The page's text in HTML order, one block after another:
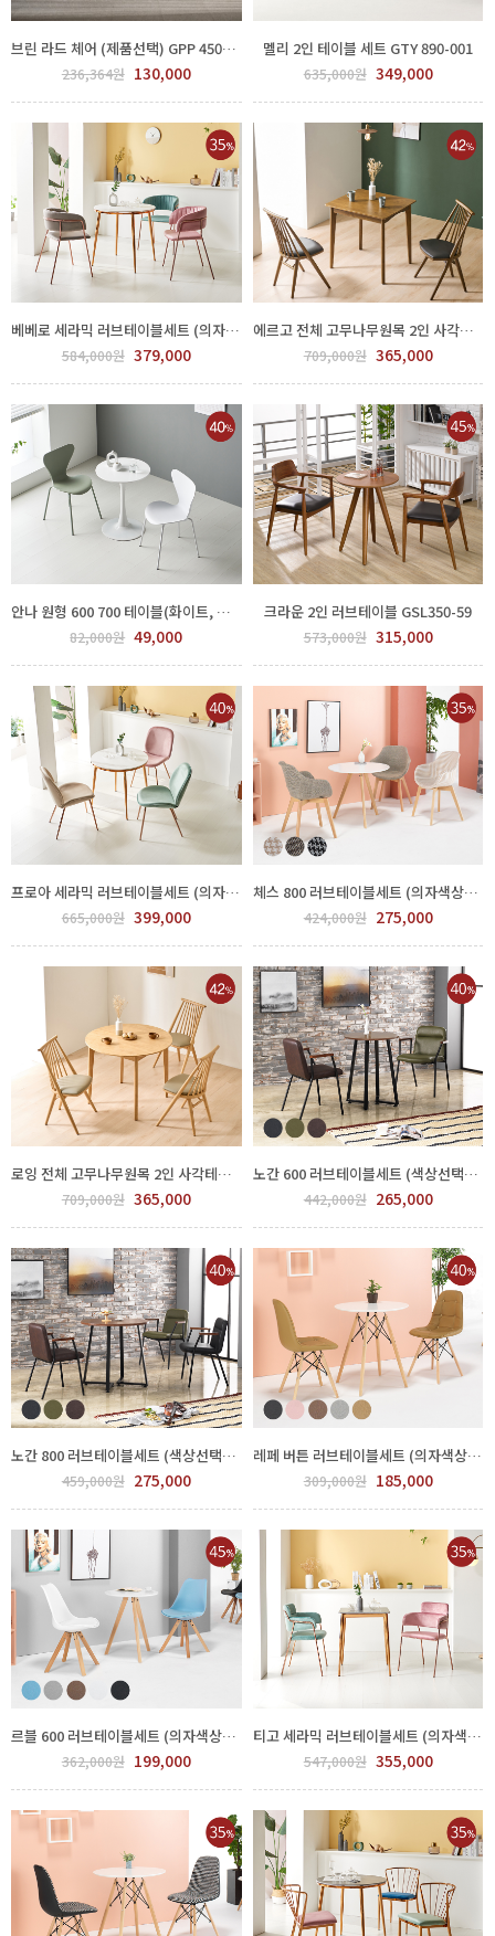
브린 라드 체어 (제품선택) GPP 450-144-4
236,364원 130,000
멜리 2인 테이블 세트 GTY 890-001
635,000원 349,000
베베로 세라믹 러브테이블세트 (의자색상선택) FPP60-0001.2
584,000원 379,000
에르고 전체 고무나무원목 2인 사각테이블 원형테이블 식탁세트 GPP 73-0001
709,000원 365,000
안나 원형 600 700 테이블(화이트, 의자별도) GGH 550-430
82,000원 49,000
크라운 2인 러브테이블 GSL350-59
573,000원 315,000
프로아 세라믹 러브테이블세트 (의자색상선택) FPP60-0003.4
665,000원 399,000
체스 800 러브테이블세트 (의자색상선택) FPP75-0003.4
424,000원 275,000
로잉 전체 고무나무원목 2인 사각테이블 원형테이블 식탁세트 GPP 72-0001
709,000원 365,000
노간 600 러브테이블세트 (색상선택) FPP80-0001.2
442,000원 265,000
노간 800 러브테이블세트 (색상선택) FPP80-0005.6
459,000원 275,000
레페 버튼 러브테이블세트 (의자색상선택) FPP68-0001.2
309,000원 185,000
르블 600 러브테이블세트 (의자색상선택) FPP72-0001.2
362,000원 199,000
티고 세라믹 러브테이블세트 (의자색상선택) FPP64-0007.8
547,000원 355,000